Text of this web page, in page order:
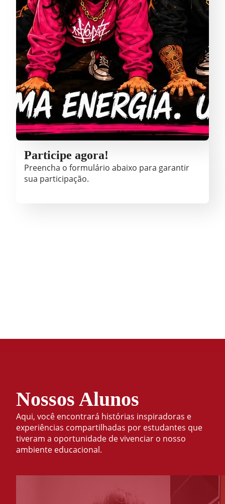
Participe agora!
Preencha o formulário abaixo para garantir
sua participação.
Nossos Alunos
Aqui, você encontrará histórias inspiradoras e
experiências compartilhadas por estudantes que
tiveram a oportunidade de vivenciar o nosso
ambiente educacional.